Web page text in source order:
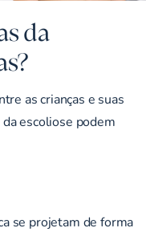
da
as crianças e suas
escoliose podem
se projetam de forma